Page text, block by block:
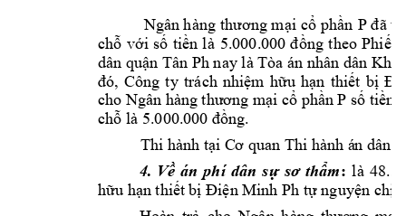
Ngân hàng thương mại cổ phần P đã
chỗ với số tiền là 5.000.000 đồng theo Phiếu
dân quận Tân Ph nay là Tòa án nhân dân Khu
đó, Công ty trách nhiệm hữu hạn thiết bị
cho Ngân hàng thương mại cổ phần P số tiền
chỗ là 5.000.000 đồng.
Thi hành tại Cơ quan Thi hành án dân
4. Về án phí dân sự sơ thẩm: là
hữu hạn thiết bị Điện Minh Ph tự nguyện